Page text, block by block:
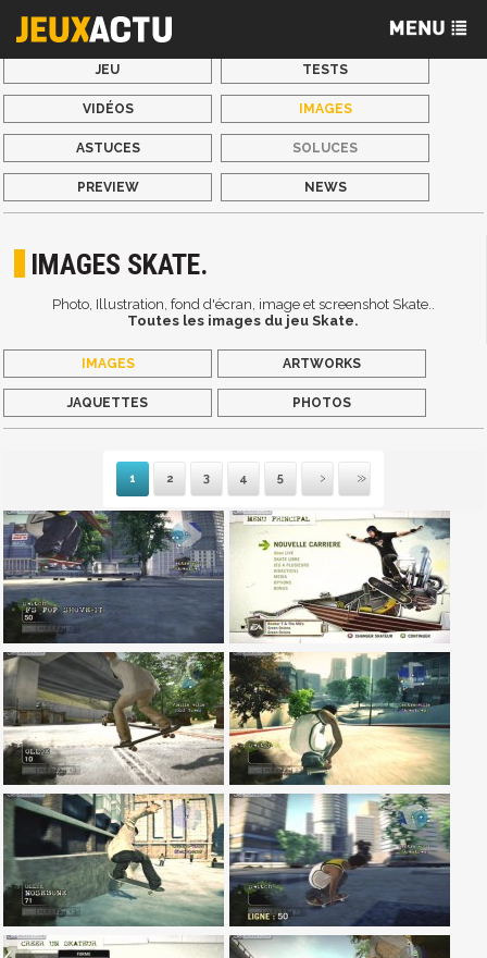
JEU TESTS
VIDÉOS IMAGES
ASTUCES SOLUCES
PREVIEW NEWS
IMAGES SKATE.
Photo, Illustration, fond d'écran, image et screenshot Skate..
Toutes les images du jeu Skate.
IMAGES ARTWORKS
JAQUETTES PHOTOS
1 2 3 4 5
Suivante
Dernière